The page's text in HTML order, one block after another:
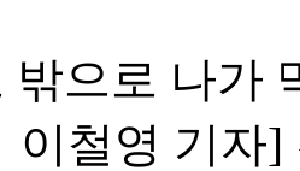
밖으로 나가
이철영 기자